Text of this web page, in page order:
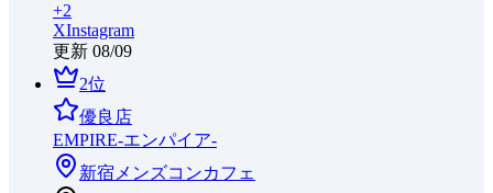
+2
XInstagram
更新 08/09
2位
優良店
EMPIRE-エンパイア-
新宿 メンズコンカフェ